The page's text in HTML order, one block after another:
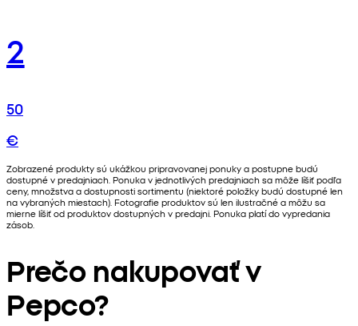
2
50
€
Zobrazené produkty sú ukážkou pripravovanej ponuky a postupne budú
dostupné v predajniach. Ponuka v jednotlivých predajniach sa môže líšiť podľa
ceny, množstva a dostupnosti sortimentu (niektoré položky budú dostupné len
na vybraných miestach). Fotografie produktov sú len ilustračné a môžu sa
mierne líšiť od produktov dostupných v predajni. Ponuka platí do vypredania
zásob.
Prečo nakupovať v
Pepco?